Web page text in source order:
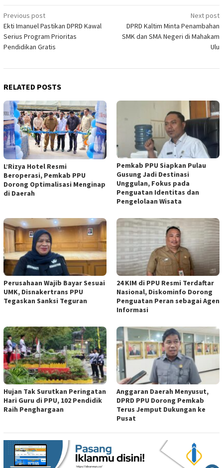
Post
navigation
Previous post
Ekti Imanuel Pastikan DPRD Kawal
Serius Program Prioritas
Pendidikan Gratis
Next post
DPRD Kaltim Minta Penambahan
SMK dan SMA Negeri di Mahakam
Ulu
RELATED POSTS
L’Rizya Hotel Resmi
Beroperasi, Pemkab PPU
Dorong Optimalisasi Menginap
di Daerah
Pemkab PPU Siapkan Pulau
Gusung Jadi Destinasi
Unggulan, Fokus pada
Penguatan Identitas dan
Pengelolaan Wisata
Perusahaan Wajib Bayar Sesuai
UMK, Disnakertrans PPU
Tegaskan Sanksi Teguran
24 KIM di PPU Resmi Terdaftar
Nasional, Diskominfo Dorong
Penguatan Peran sebagai Agen
Informasi
Hujan Tak Surutkan Peringatan
Hari Guru di PPU, 102 Pendidik
Raih Penghargaan
Anggaran Daerah Menyusut,
DPRD PPU Dorong Pemkab
Terus Jemput Dukungan ke
Pusat